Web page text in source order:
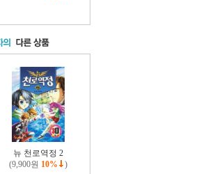
뉴 천로역정 2
(9,900원 10% )